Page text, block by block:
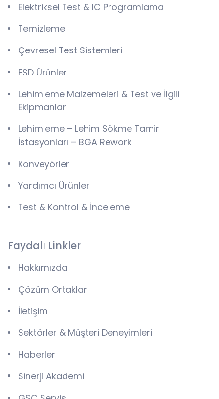
Elektriksel Test & IC Programlama
Temizleme
Çevresel Test Sistemleri
ESD Ürünler
Lehimleme Malzemeleri & Test ve İlgili
Ekipmanlar
Lehimleme – Lehim Sökme Tamir
İstasyonları – BGA Rework
Konveyörler
Yardımcı Ürünler
Test & Kontrol & İnceleme
Faydalı Linkler
Hakkımızda
Çözüm Ortakları
İletişim
Sektörler & Müşteri Deneyimleri
Haberler
Sinerji Akademi